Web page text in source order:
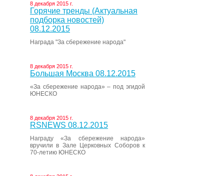
8 декабря 2015 г.
Горячие тренды (Актуальная
подборка новостей)
08.12.2015
Награда "За сбережение народа"
8 декабря 2015 г.
Большая Москва 08.12.2015
«За сбережение народа» – под эгидой
ЮНЕСКО
8 декабря 2015 г.
RSNEWS 08.12.2015
Награду «За сбережение народа»
вручили в Зале Церковных Соборов к
70-летию ЮНЕСКО